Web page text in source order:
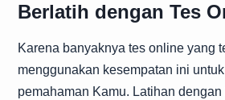
Berlatih dengan Tes
Karena banyaknya tes online yang
menggunakan kesempatan ini
pemahaman Kamu. Latihan